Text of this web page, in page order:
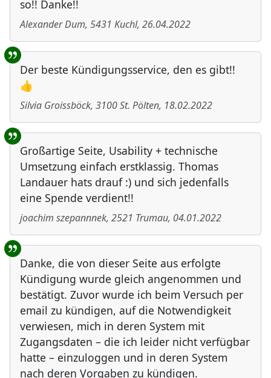
so!! Danke!!
Alexander Dum, 5431 Kuchl, 26.04.2022
Der beste Kündigungsservice, den es gibt!!
👍
Silvia Groissböck, 3100St. Pölten, 18.02.2022
Großartige Seite, Usability + technische
Umsetzung einfach erstklassig. Thomas
Landauer hats drauf :) und sich jedenfalls
eine Spende verdient!!
joachim szepannnek, 2521 Trumau, 04.01.2022
Danke, die von dieser Seite aus erfolgte
Kündigung wurde gleich angenommen und
bestätigt. Zuvor wurde ich beim Versuch per
email zu kündigen, auf die Notwendigkeit
verwiesen, mich in deren System mit
Zugangsdaten – die ich leider nicht verfügbar
hatte – einzuloggen und in deren System
nach deren Vorgaben zu kündigen.